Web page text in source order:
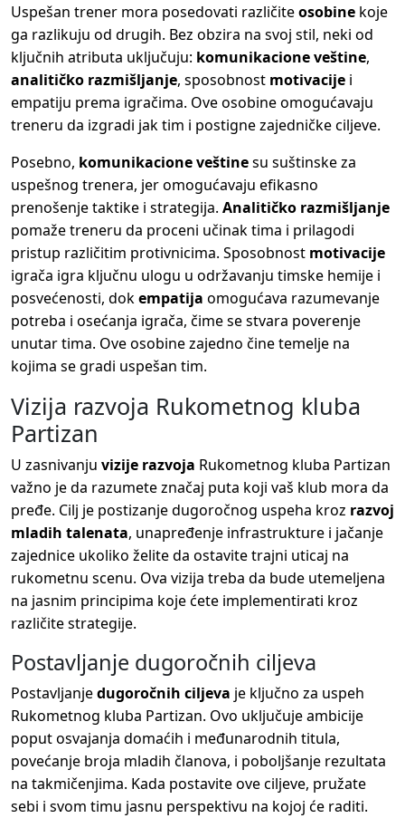
Uspešan trener mora posedovati različiteosobine koje
ga razlikuju od drugih. Bez obzira na svoj stil, neki od
ključnih atributa uključuju: komunikacione veštine,
analitičko razmišljanje, sposobnost motivacije i
empatiju prema igračima. Ove osobine omogućavaju
treneru da izgradi jak tim i postigne zajedničke ciljeve.
Posebno, komunikacione veštinesu suštinske za
uspešnog trenera, jer omogućavaju efikasno
prenošenje taktike i strategija. Analitičko razmišljanje
pomaže treneru da proceni učinak tima i prilagodi
pristup različitim protivnicima. Sposobnost motivacije
igrača igra ključnu ulogu u održavanju timske hemije i
posvećenosti, dokempatija omogućava razumevanje
potreba i osećanja igrača, čime se stvara poverenje
unutar tima. Ove osobine zajedno čine temelje na
kojima se gradi uspešan tim.
Vizija razvoja Rukometnog kluba
Partizan
U zasnivanju vizije razvoja Rukometnog kluba Partizan
važno je da razumete značaj puta koji vaš klub mora da
pređe. Cilj je postizanje dugoročnog uspeha kroz razvoj
mladih talenata, unapređenje infrastrukture i jačanje
zajednice ukoliko želite da ostavite trajni uticaj na
rukometnu scenu. Ova vizija treba da bude utemeljena
na jasnim principima koje ćete implementirati kroz
različite strategije.
Postavljanje dugoročnih ciljeva
Postavljanjedugoročnih ciljeva je ključno za uspeh
Rukometnog kluba Partizan. Ovo uključuje ambicije
poput osvajanja domaćih i međunarodnih titula,
povećanje broja mladih članova, i poboljšanje rezultata
na takmičenjima. Kada postavite ove ciljeve, pružate
sebi i svom timu jasnu perspektivu na kojoj će raditi.